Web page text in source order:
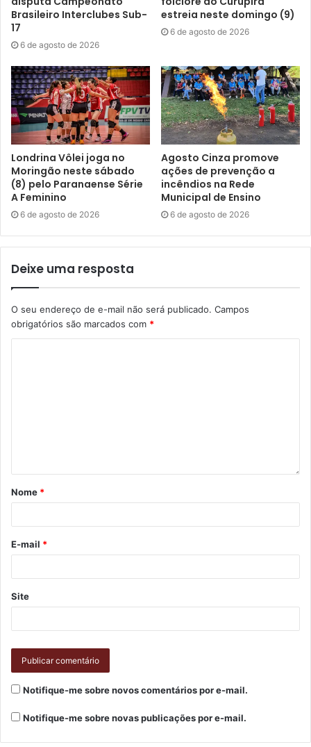
Brasileiro Interclubes Sub-
17
6 de agosto de 2026
estreia neste domingo (9)
6 de agosto de 2026
Londrina Vôlei joga no
Moringão neste sábado
(8) pelo Paranaense Série
A Feminino
6 de agosto de 2026
Agosto Cinza promove
ações de prevenção a
incêndios na Rede
Municipal de Ensino
6 de agosto de 2026
Deixe uma resposta
O seu endereço de e-mail não será publicado. Campos
obrigatórios são marcados com *
Nome *
E-mail *
Site
Notifique-me sobre novos comentários por e-mail.
Notifique-me sobre novas publicações por e-mail.